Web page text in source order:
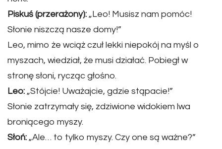
Piskuś (przerażony): „Leo! Musisz nam pomóc!
Słonie niszczą nasze domy!”
Leo, mimo że wciąż czuł lekki niepokój na myśl o
myszach, wiedział, że musi działać. Pobiegł w
stronę słoni, rycząc głośno.
Leo: „Stójcie! Uważajcie, gdzie stąpacie!”
Słonie zatrzymały się, zdziwione widokiem lwa
broniącego myszy.
Słoń: „Ale… to tylko myszy. Czy one są ważne?”